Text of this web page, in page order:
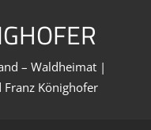
– Waldheimat |
Könighofer